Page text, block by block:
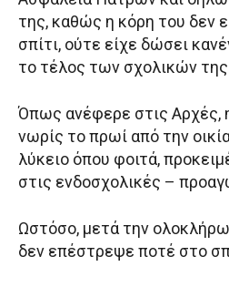
της, καθώς η κόρη του δεν
σπίτι, ούτε είχε δώσει
το τέλος των σχολικών
Όπως ανέφερε στις Αρχές,
νωρίς το πρωί από την
λύκειο όπου φοιτά,
στις ενδοσχολικές –
Ωστόσο, μετά την
δεν επέστρεψε ποτέ στο